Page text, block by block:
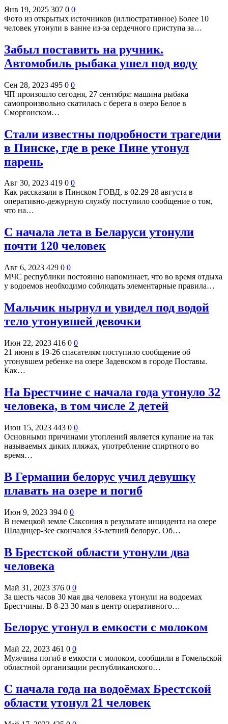
Янв 19, 2025 307 0 0
Фото из открытых источников (иллюстративное) Более 10
человек утонули в ванне из-за сердечного приступа за…
Забыл поставить на ручник.
Автомобиль рыбака ушел под воду
Сен 28, 2023 495 0 0
ЧП произошло сегодня, 27 сентября: машина рыбака
самопроизвольно скатилась с берега в озеро Белое в
Сморгонском…
Стали известны подробности трагедии
в Пинске, где в реке Пине утонул
парень
Авг 30, 2023 419 0 0
Как рассказали в Пинском ГОВД, в 02.29 28 августа в
оперативно-дежурную службу поступило сообщение о том,
что на…
С начала лета в Беларуси утонули
почти 120 человек
Авг 6, 2023 429 0 0
МЧС республики постоянно напоминает, что во время отдыха
у водоемов необходимо соблюдать элементарные правила…
Мальчик нырнул и увидел под водой
тело утонувшей девочки
Июн 22, 2023 416 0 0
21 июня в 19-26 спасателям поступило сообщение об
утонувшем ребенке на озере Задевском в городе Поставы.
Как…
На Брестчине с начала года утонуло 32
человека, в том числе 2 детей
Июн 15, 2023 443 0 0
Основными причинами утоплений является купание на так
называемых диких пляжах, употребление спиртного во
время…
В Германии белорус учил девушку
плавать на озере и погиб
Июн 9, 2023 394 0 0
В немецкой земле Саксония в результате инцидента на озере
Шладицер-Зее скончался 33-летний белорус. Об…
В Брестской области утонули два
человека
Май 31, 2023 376 0 0
За шесть часов 30 мая два человека утонули на водоемах
Брестчины. В 8-23 30 мая в центр оперативного…
Белорус утонул в емкости с молоком
Май 22, 2023 461 0 0
Мужчина погиб в емкости с молоком, сообщили в Гомельской
областной организации республиканского…
С начала года на водоёмах Брестской
области утонул 21 человек